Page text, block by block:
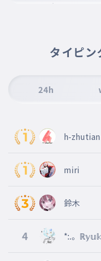
寂しいことも
でも知ってる
014 寂しいことも
上手に今日を
傷ついた日々
タイピン
24h
h-
miri
鈴木
4